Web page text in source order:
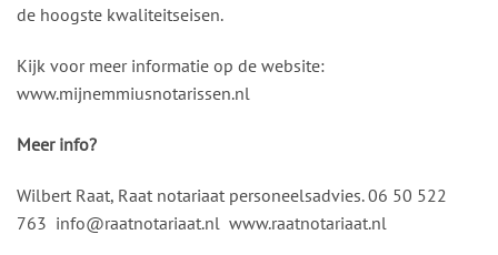
de hoogste kwaliteitseisen.
Kijk voor meer informatie op de website:
www.mijnemmiusnotarissen.nl
Meer info?
Wilbert Raat, Raat notariaat personeelsadvies. 06 50 522
763 info@raatnotariaat.nl www.raatnotariaat.nl